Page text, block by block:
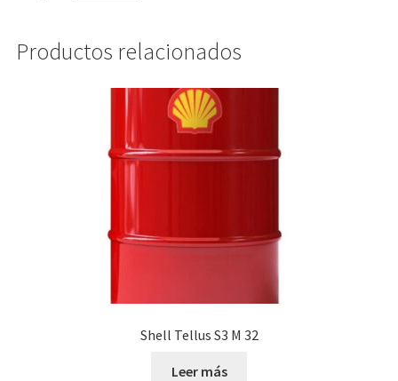
Productos relacionados
Shell Tellus S3 M 32
Leer más